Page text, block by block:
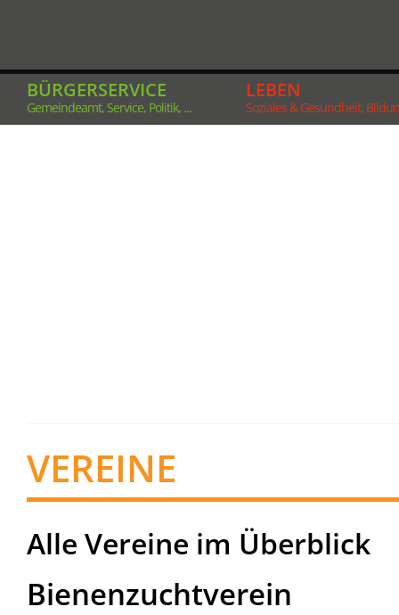
BÜRGERSERVICE
Gemeindeamt, Service, Politik, ...
LEBEN
Soziales & Gesundheit,
VEREINE
Alle Vereine im Überblick
Bienenzuchtverein